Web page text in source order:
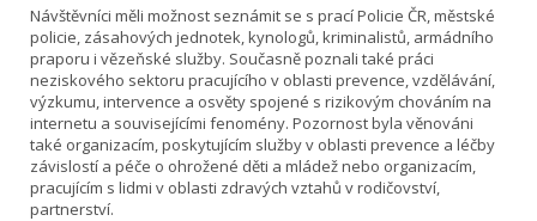
Návštěvníci měli možnost seznámit se s prací Policie ČR, městské
policie, zásahových jednotek, kynologů, kriminalistů, armádního
praporu i vězeňské služby. Současně poznali také práci
neziskového sektoru pracujícího v oblasti prevence, vzdělávání,
výzkumu, intervence a osvěty spojené s rizikovým chováním na
internetu a souvisejícími fenomény. Pozornost byla věnováni
také organizacím, poskytujícím služby v oblasti prevence a léčby
závislostí a péče o ohrožené děti a mládež nebo organizacím,
pracujícím s lidmi v oblasti zdravých vztahů v rodičovství,
partnerství.